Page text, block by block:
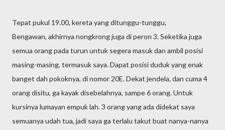
Tepat pukul 19.00, kereta yang ditunggu-tunggu,
Bengawan, akhirnya nongkrong juga di peron 3. Seketika juga
semua orang pada turun untuk segera masuk dan ambil posisi
masing-masing, termasuk saya. Dapat posisi duduk yang enak
banget dah pokoknya, di nomor 20E. Dekat jendela, dan cuma 4
orang disitu, ga kayak disebelahnya, sampe 6 orang. Untuk
kursinya lumayan empuk lah. 3 orang yang ada didekat saya
semuanya udah tua, jadi saya ga terlalu takut buat nanya-nanya